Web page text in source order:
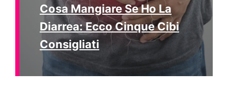
Cosa Mangiare Se Ho La
Diarrea: Ecco Cinque Cibi
Consigliati